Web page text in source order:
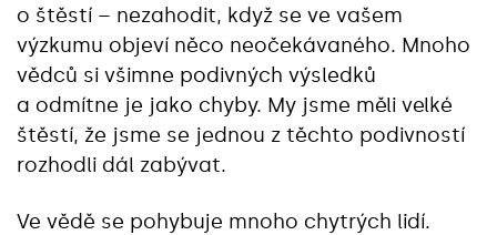
o štěstí – nezahodit, když se ve vašem
výzkumu objeví něco neočekávaného. Mnoho
vědců si všimne podivných výsledků
a odmítne je jako chyby. My jsme měli velké
štěstí, že jsme se jednou z těchto podivností
rozhodli dál zabývat.
Ve vědě se pohybuje mnoho chytrých lidí.